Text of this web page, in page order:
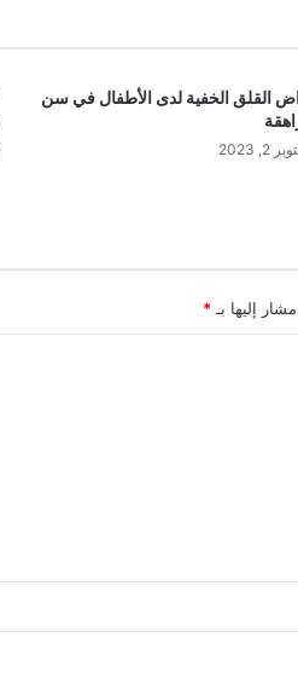
القلق الخفية لدى الأطفال في سن
2, 2023
إليها بـ *